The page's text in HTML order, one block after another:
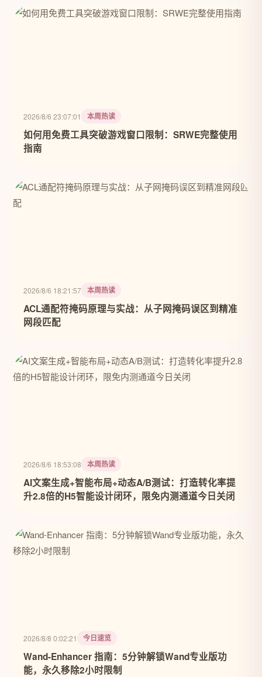
2026/8/6 23:07:01 本周热读
如何用免费工具突破游戏窗口限制：SRWE完整使用
指南
2026/8/6 18:21:57 本周热读
ACL通配符掩码原理与实战：从子网掩码误区到精准
网段匹配
2026/8/6 18:53:08 本周热读
AI文案生成+智能布局+动态A/B测试：打造转化率提
升2.8倍的H5智能设计闭环，限免内测通道今日关闭
2026/8/8 0:02:21 今日速览
Wand-Enhancer 指南：5分钟解锁Wand专业版功
能，永久移除2小时限制